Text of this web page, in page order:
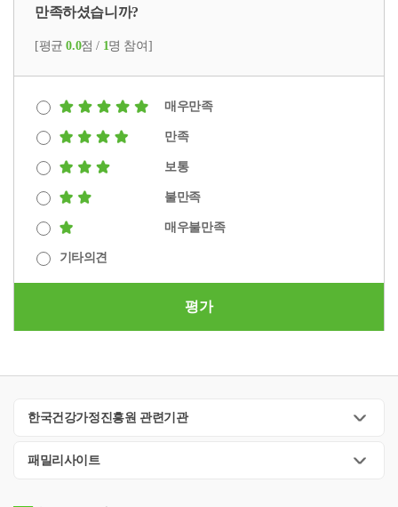
만족하셨습니까?
[평균0.0점 / 1명 참여]
매우만족
만족
보통
불만족
매우불만족
기타의견
평가
한국건강가정진흥원 관련기관
패밀리사이트